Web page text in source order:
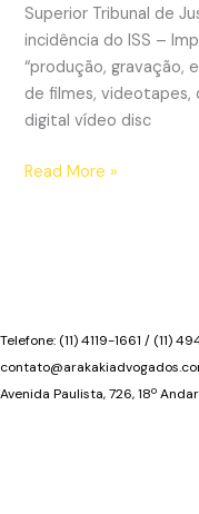
Superior Tribunal de
incidência do ISS –
“produção, gravação,
de filmes, videotapes,
digital vídeo disc
STJ
sobre
a
produção
Read More »
Telefone: (11) 4119-1661 / (11)
Avenida Paulista, 726, 18º